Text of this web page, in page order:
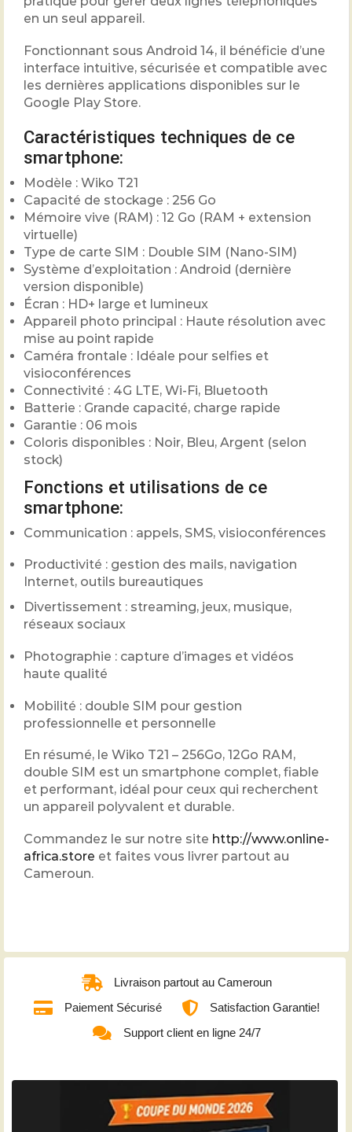
en un seul appareil.
Fonctionnant sous Android 14, il bénéficie d’une
interface intuitive, sécurisée et compatible avec
les dernières applications disponibles sur le
Google Play Store.
Caractéristiques techniques de ce
smartphone:
Modèle : Wiko T21
Capacité de stockage : 256 Go
Mémoire vive (RAM) : 12 Go (RAM + extension
virtuelle)
Type de carte SIM : Double SIM (Nano-SIM)
Système d’exploitation : Android (dernière
version disponible)
Écran : HD+ large et lumineux
Appareil photo principal : Haute résolution avec
mise au point rapide
Caméra frontale : Idéale pour selfies et
visioconférences
Connectivité : 4G LTE, Wi-Fi, Bluetooth
Batterie : Grande capacité, charge rapide
Garantie : 06 mois
Coloris disponibles : Noir, Bleu, Argent (selon
stock)
Fonctions et utilisations de ce
smartphone:
Communication : appels, SMS, visioconférences
Productivité : gestion des mails, navigation
Internet, outils bureautiques
Divertissement : streaming, jeux, musique,
réseaux sociaux
Photographie : capture d’images et vidéos
haute qualité
Mobilité : double SIM pour gestion
professionnelle et personnelle
En résumé, le Wiko T21 – 256Go, 12Go RAM,
double SIM est un smartphone complet, fiable
et performant, idéal pour ceux qui recherchent
un appareil polyvalent et durable.
Commandez le sur notre site http://www.online-
africa.store et faites vous livrer partout au
Cameroun.
Livraison partout au Cameroun
Paiement Sécurisé
Satisfaction Garantie!
Support client en ligne 24/7